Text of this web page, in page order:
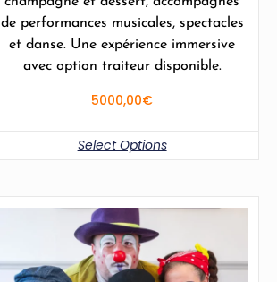
de performances musicales, spectacles
et danse. Une expérience immersive
avec option traiteur disponible.
5000,00€
Select Options